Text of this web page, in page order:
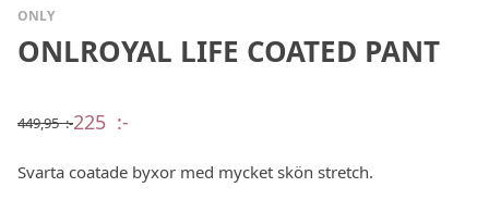
ONLY
ONLROYAL LIFE COATED PANT
449,95:-
Det
var:
225 :-
Det
är:
Svarta coatade byxor med mycket skön stretch.